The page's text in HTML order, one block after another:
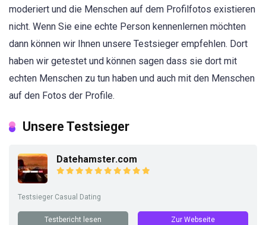
moderiert und die Menschen auf dem Profilfotos existieren
nicht. Wenn Sie eine echte Person kennenlernen möchten
dann können wir Ihnen unsere Testsieger empfehlen. Dort
haben wir getestet und können sagen dass sie dort mit
echten Menschen zu tun haben und auch mit den Menschen
auf den Fotos der Profile.
Unsere Testsieger
Datehamster.com
Testsieger Casual Dating
Testbericht lesen Zur Webseite